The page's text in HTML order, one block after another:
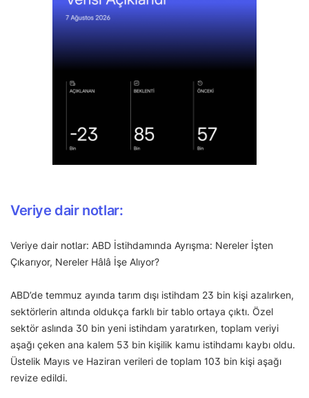
Veriye dair notlar:
Veriye dair notlar: ABD İstihdamında Ayrışma: Nereler İşten
Çıkarıyor, Nereler Hâlâ İşe Alıyor?
ABD’de temmuz ayında tarım dışı istihdam 23 bin kişi azalırken,
sektörlerin altında oldukça farklı bir tablo ortaya çıktı. Özel
sektör aslında 30 bin yeni istihdam yaratırken, toplam veriyi
aşağı çeken ana kalem 53 bin kişilik kamu istihdamı kaybı oldu.
Üstelik Mayıs ve Haziran verileri de toplam 103 bin kişi aşağı
revize edildi.